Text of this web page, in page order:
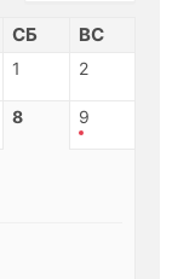
СБ ВС
1 2
8 9